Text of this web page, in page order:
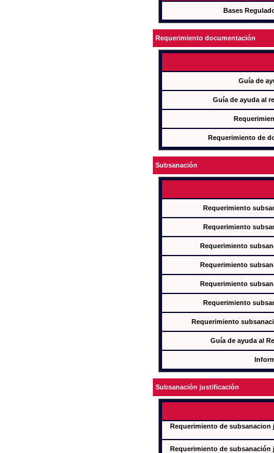
Bases
Requerimiento documentación
Guía de
Guía de ayuda al
Requerimiento de
Subsanación
Requerimiento
Requerimiento
Requerimiento
Requerimiento
Requerimiento
Requerimiento
Requerimiento
Guía de ayuda al
Subsanación justificación
Requerimiento de
Requerimiento de subsanación